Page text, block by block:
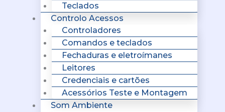
Teclados
Controlo Acessos
Controladores
Comandos e teclados
Fechaduras e eletroímanes
Leitores
Credenciais e cartões
Acessórios Teste e Montagem
Som Ambiente